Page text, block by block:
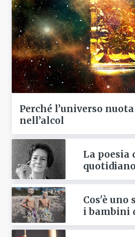
Perché l’universo
nell’alcol
La poesia
Cos'è uno
i bambini